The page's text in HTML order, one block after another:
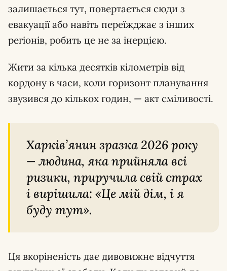
залишається тут, повертається сюди з
евакуації або навіть переїжджає з інших
регіонів, робить це не за інерцією.
Жити за кілька десятків кілометрів від
кордону в часи, коли горизонт планування
звузився до кількох годин, — акт сміливості.
Харків’янин зразка 2026 року
— людина, яка прийняла всі
ризики, приручила свій страх
і вирішила: «Це мій дім, і я
буду тут».
Ця вкоріненість дає дивовижне відчуття